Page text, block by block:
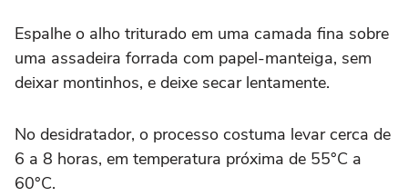
Espalhe o alho triturado em uma camada fina sobre
uma assadeira forrada com papel-manteiga, sem
deixar montinhos, e deixe secar lentamente.
No desidratador, o processo costuma levar cerca de
6 a 8 horas, em temperatura próxima de 55°C a
60°C.